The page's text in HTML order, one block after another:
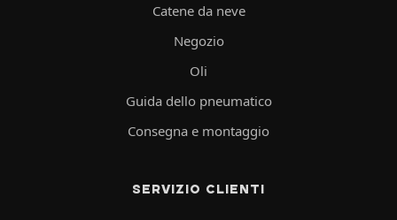
Catene da neve
Negozio
Oli
Guida dello pneumatico
Consegna e montaggio
SERVIZIO CLIENTI